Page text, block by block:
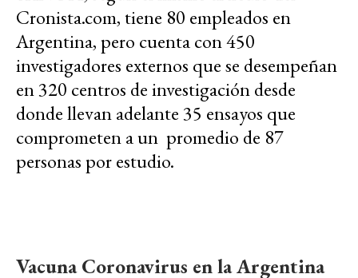
Cronista.com, tiene 80 empleados en
Argentina, pero cuenta con 450
investigadores externos que se desempeñan
en 320 centros de investigación desde
donde llevan adelante 35 ensayos que
comprometen a un promedio de 87
personas por estudio.
Vacuna Coronavirus en la Argentina